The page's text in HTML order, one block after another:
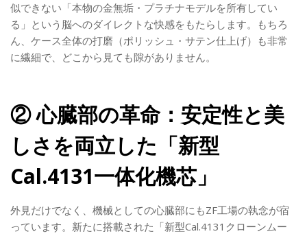
似できない「本物の金無垢・プラチナモデルを所有してい
る」という脳へのダイレクトな快感をもたらします。もちろ
ん、ケース全体の打磨（ポリッシュ・サテン仕上げ）も非常
に繊細で、どこから見ても隙がありません。
② 心臓部の革命：安定性と美
しさを両立した「新型
Cal.4131一体化機芯」
外見だけでなく、機械としての心臓部にもZF工場の執念が宿
っています。新たに搭載された「新型Cal.4131クローンムー